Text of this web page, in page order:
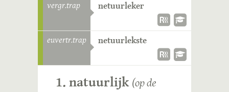
vergr.trap netuurleker
euvertr.trap netuurlekste
1. natuurlijk(op de